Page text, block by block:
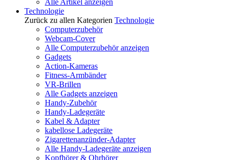
Alle Artikel anzeigen
Technologie
Zurück zu allen Kategorien Technologie
Computerzubehör
Webcam-Cover
Alle Computerzubehör anzeigen
Gadgets
Action-Kameras
Fitness-Armbänder
VR-Brillen
Alle Gadgets anzeigen
Handy-Zubehör
Handy-Ladegeräte
Kabel & Adapter
kabellose Ladegeräte
Zigarettenanzünder-Adapter
Alle Handy-Ladegeräte anzeigen
Kopfhörer & Ohrhörer